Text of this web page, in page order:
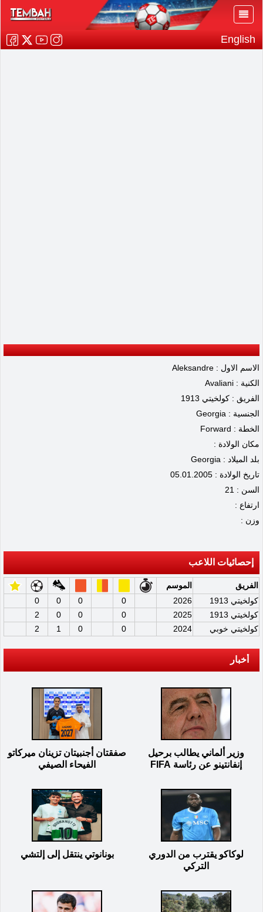
English
الاسم الاول : Aleksandre
الكنية : Avaliani
الفريق : كولخيتي 1913
الجنسية : Georgia
الخطة : Forward
مكان الولادة :
بلد الميلاد : Georgia
تاريخ الولادة : 05.01.2005
السن : 21
ارتفاع :
وزن :
إحصائيات اللاعب
الفريق
الموسم
كولخيتي 1913
2026
0
0
0
0
كولخيتي 1913
2025
0
0
0
2
كولخيتي خوبي
2024
0
0
1
2
أخبار
وزير ألماني يطالب برحيل
إنفانتينو عن رئاسة FIFA
صفقتان أجنبيتان تزينان ميركاتو
الفيحاء الصيفي
لوكاكو يقترب من الدوري
التركي
بونانوتي ينتقل إلى إلتشي